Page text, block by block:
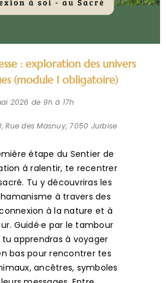
: exploration des univers
(module 1 obligatoire)
2026 de 9h à 17h
Rue des Masnuy, 7050 Jurbise
étape du Sentier de
à ralentir, te recentrer
Tu y découvriras les
à travers des
à la nature et à
Guidé·e par le tambour
apprendras à voyager
bas pour rencontrer tes
ancêtres, symboles
messages. Entre
et transformation, tu